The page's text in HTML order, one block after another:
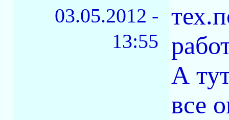
03.05.2012 -
13:55
А
все